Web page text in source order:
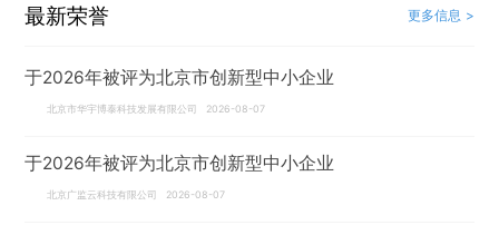
最新荣誉 更多信息 >
于2026年被评为北京市创新型中小企业
北京市华宇博泰科技发展有限公司 2026-08-07
于2026年被评为北京市创新型中小企业
北京广监云科技有限公司 2026-08-07